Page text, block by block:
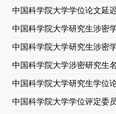
中国科学院大学学位论文延
中国科学院大学研究生涉密
中国科学院大学研究生涉密
中国科学院大学涉密研究生
中国科学院大学研究生学位
中国科学院大学学位评定委